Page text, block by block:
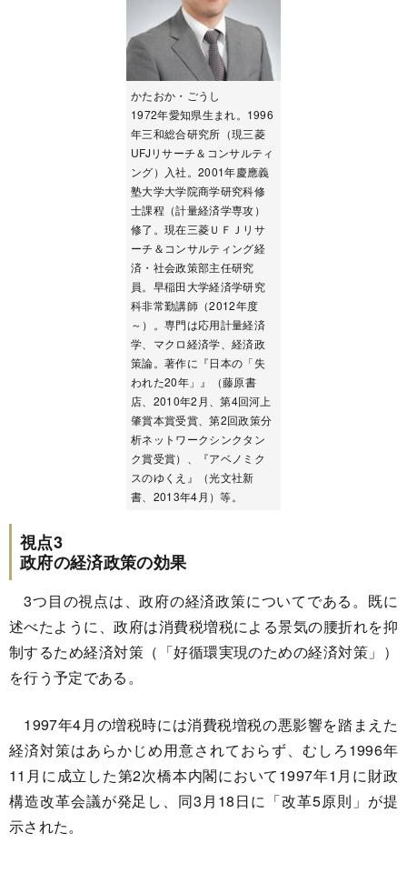
かたおか・ごうし
1972年愛知県生まれ。1996
年三和総合研究所（現三菱
UFJリサーチ＆コンサルティ
ング）入社。2001年慶應義
塾大学大学院商学研究科修
士課程（計量経済学専攻）
修了。現在三菱ＵＦＪリサ
ーチ＆コンサルティング経
済・社会政策部主任研究
員。早稲田大学経済学研究
科非常勤講師（2012年度
～）。専門は応用計量経済
学、マクロ経済学、経済政
策論。著作に『日本の「失
われた20年」』（藤原書
店、2010年2月、第4回河上
肇賞本賞受賞、第2回政策分
析ネットワークシンクタン
ク賞受賞）、『アベノミク
スのゆくえ』（光文社新
書、2013年4月）等。
視点3
政府の経済政策の効果
3つ目の視点は、政府の経済政策についてである。既に
述べたように、政府は消費税増税による景気の腰折れを抑
制するため経済対策（「好循環実現のための経済対策」）
を行う予定である。
1997年4月の増税時には消費税増税の悪影響を踏まえた
経済対策はあらかじめ用意されておらず、むしろ1996年
11月に成立した第2次橋本内閣において1997年1月に財政
構造改革会議が発足し、同3月18日に「改革5原則」が提
示された。